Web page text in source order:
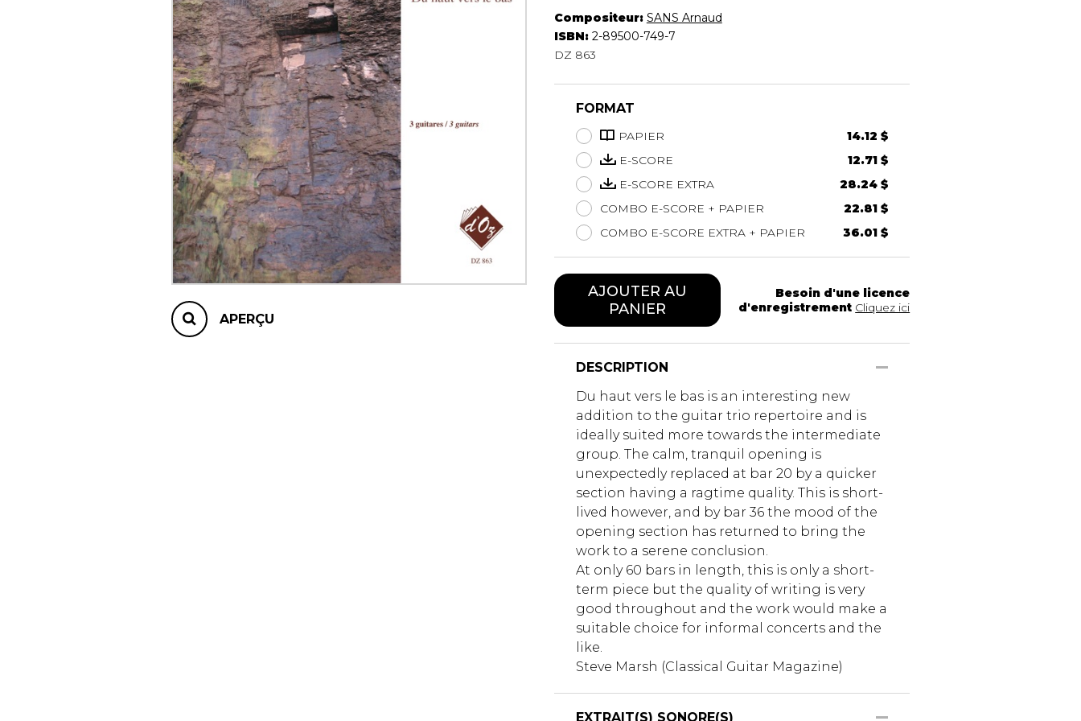
Hautbois
Luth
Mandoline
Piano
Saxophone
Trombone
Trompette
Tuba
Ukulélé
Violon
Violoncelle
APERÇU
Compositeur: SANS Arnaud
ISBN: 2-89500-749-7
DZ 863
FORMAT
PAPIER
14.12 $
E-SCORE
12.71 $
E-SCORE EXTRA
28.24 $
COMBO E-SCORE + PAPIER
22.81 $
COMBO E-SCORE EXTRA + PAPIER
36.01 $
AJOUTER AU
PANIER
Besoin d'une licence
d'enregistrement Cliquez ici
DESCRIPTION
Du haut vers le bas is an interesting new
addition to the guitar trio repertoire and is
ideally suited more towards the intermediate
group. The calm, tranquil opening is
unexpectedly replaced at bar 20 by a quicker
section having a ragtime quality. This is short-
lived however, and by bar 36 the mood of the
opening section has returned to bring the
work to a serene conclusion.
At only 60 bars in length, this is only a short-
term piece but the quality of writing is very
good throughout and the work would make a
suitable choice for informal concerts and the
like.
Steve Marsh (Classical Guitar Magazine)
EXTRAIT(S) SONORE(S)